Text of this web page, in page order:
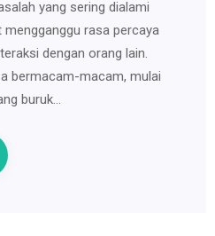
yang sering dialami
rasa percaya
dengan orang lain.
bermacam-macam, mulai
buruk…